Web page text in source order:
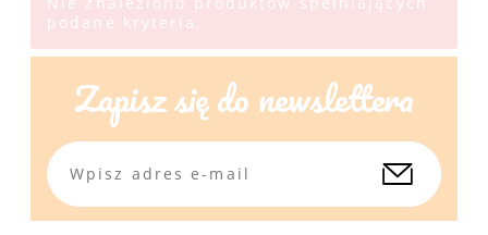
podane kryteria.
Zapisz się do newslettera